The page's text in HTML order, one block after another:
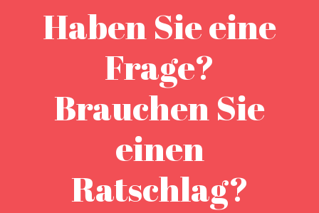
Haben Sie eine
Frage?
Brauchen Sie
einen
Ratschlag?